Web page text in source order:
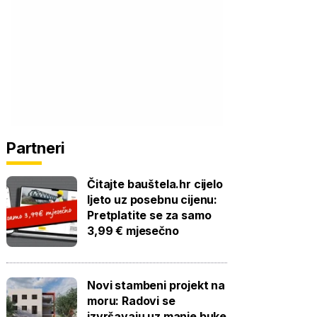
Partneri
Čitajte bauštela.hr cijelo
ljeto uz posebnu cijenu:
Pretplatite se za samo
3,99 € mjesečno
Novi stambeni projekt na
moru: Radovi se